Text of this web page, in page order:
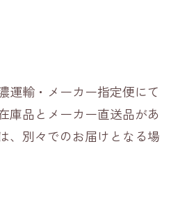
運輸・メーカー指定便にて
庫品とメーカー直送品があ
、別々でのお届けとなる場